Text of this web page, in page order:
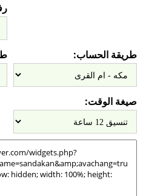
طريقة الحساب:
صيغة الوقت: